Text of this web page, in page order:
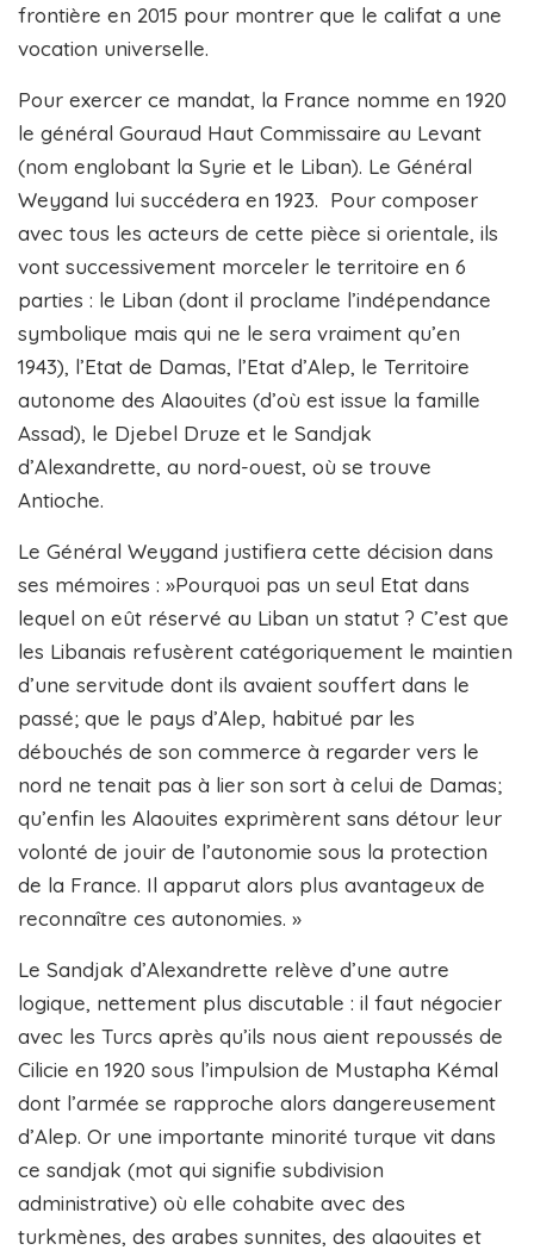
frontière en 2015 pour montrer que le califat a une
vocation universelle.
Pour exercer ce mandat, la France nomme en 1920
le général Gouraud Haut Commissaire au Levant
(nom englobant la Syrie et le Liban). Le Général
Weygand lui succédera en 1923. Pour composer
avec tous les acteurs de cette pièce si orientale, ils
vont successivement morceler le territoire en 6
parties : le Liban (dont il proclame l’indépendance
symbolique mais qui ne le sera vraiment qu’en
1943), l’Etat de Damas, l’Etat d’Alep, le Territoire
autonome des Alaouites (d’où est issue la famille
Assad), le Djebel Druze et le Sandjak
d’Alexandrette, au nord-ouest, où se trouve
Antioche.
Le Général Weygand justifiera cette décision dans
ses mémoires : »Pourquoi pas un seul Etat dans
lequel on eût réservé au Liban un statut ? C’est que
les Libanais refusèrent catégoriquement le maintien
d’une servitude dont ils avaient souffert dans le
passé; que le pays d’Alep, habitué par les
débouchés de son commerce à regarder vers le
nord ne tenait pas à lier son sort à celui de Damas;
qu’enfin les Alaouites exprimèrent sans détour leur
volonté de jouir de l’autonomie sous la protection
de la France. Il apparut alors plus avantageux de
reconnaître ces autonomies. »
Le Sandjak d’Alexandrette relève d’une autre
logique, nettement plus discutable : il faut négocier
avec les Turcs après qu’ils nous aient repoussés de
Cilicie en 1920 sous l’impulsion de Mustapha Kémal
dont l’armée se rapproche alors dangereusement
d’Alep. Or une importante minorité turque vit dans
ce sandjak (mot qui signifie subdivision
administrative) où elle cohabite avec des
turkmènes, des arabes sunnites, des alaouites et